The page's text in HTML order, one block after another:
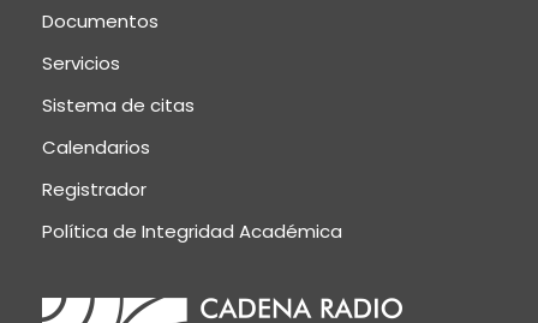
Documentos
Servicios
Sistema de citas
Calendarios
Registrador
Política de Integridad Académica